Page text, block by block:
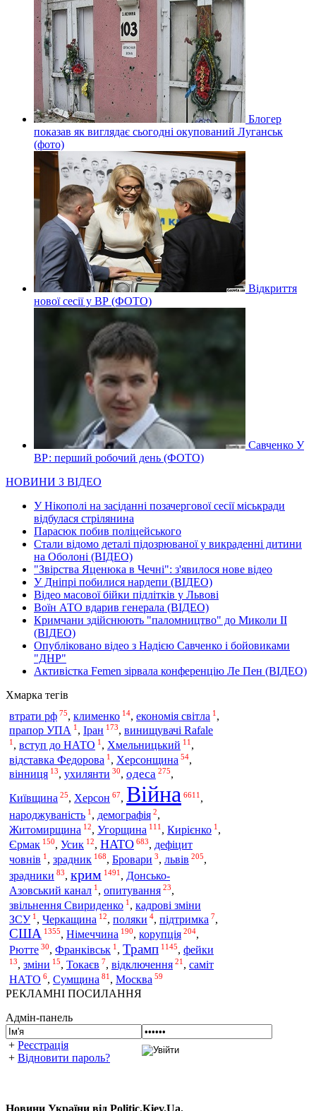
Блогер
показав як виглядає сьогодні окупований Луганськ
(фото)
Відкриття
нової сесії у ВР (ФОТО)
Савченко У
ВР: перший робочий день (ФОТО)
НОВИНИ З ВІДЕО
У Нікополі на засіданні позачергової сесії міськради
відбулася стрілянина
Парасюк побив поліцейського
Стали відомо деталі підозрюваної у викраденні дитини
на Оболоні (ВІДЕО)
"Звірства Яценюка в Чечні": з'явилося нове відео
У Дніпрі побилися нардепи (ВІДЕО)
Відео масової бійки підлітків у Львові
Воїн АТО вдарив генерала (ВІДЕО)
Кримчани здійснюють "паломництво" до Миколи ІІ
(ВІДЕО)
Опубліковано відео з Надією Савченко і бойовиками
"ДНР"
Активістка Femen зірвала конференцію Ле Пен (ВІДЕО)
Хмарка тегів
втрати рф 75, клименко 14, економія світла 1 ,
прапор УПА 1 , Іран 173, винищувачі Rafale
1 , вступ до НАТО 1 , Хмельницький 11 ,
відставка Федорова 1 , Херсонщина 54,
вінниця 13, ухилянти 30, одеса 275,
Київщина 25, Херсон 67, Війна 6611 ,
народжуваність 1 , демографія 2,
Житомирщина 12, Угорщина 111 , Кирієнко 1 ,
Єрмак 150, Усик 12, НАТО 683, дефіцит
човнів 1 , зрадник 168, Бровари 3, львів 205,
зрадники 83, крим 1491 , Донсько-
Азовський канал 1, опитування 23,
звільнення Свириденко 1 , кадрові зміни
ЗСУ 1 , Черкащина 12, поляки 4, підтримка 7,
США 1355, Німеччина 190, корупція 204,
Рютте 30, Франківськ 1 , Трамп 1145, фейки
13, зміни 15, Токаєв 7, відключення 21, саміт
НАТО 6, Сумщина 81 , Москва 59
РЕКЛАМНІ ПОСИЛАННЯ
Адмін-панель
+ Реєстрація
+ Відновити пароль?
Новини України від Politic.Kiev.Ua.